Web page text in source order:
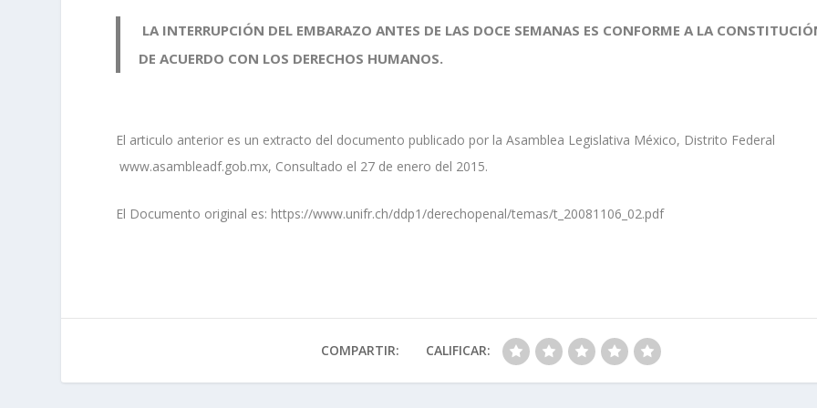
LA INTERRUPCIÓN DEL EMBARAZO ANTES DE LAS DOCE SEMANAS ES CONFORME A LA
DE ACUERDO CON LOS DERECHOS HUMANOS.
El articulo anterior es un extracto del documento publicado por la Asamblea Legislativa México, Distrito Federal
www.asambleadf.gob.mx, Consultado el 27 de enero del 2015.
El Documento original es: https://www.unifr.ch/ddp1/derechopenal/temas/t_20081106_02.pdf
COMPARTIR: CALIFICAR: